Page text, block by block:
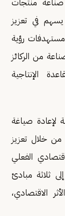
صناعة منتجات
يسهم في تعزيز
رؤية
الصناعة من الركائز
الإنتاجية
لإعادة صياغة
من خلال تعزيز
الفعلي
ثلاثة مبادئ
الاقتصادي،